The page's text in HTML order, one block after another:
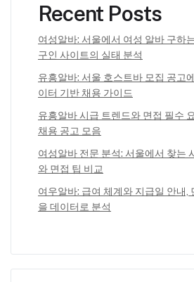
Recent Posts
여성알바: 서울에서 여성 알바 구하
구인 사이트의 실태 분석
유흥알바: 서울 호스트바 모집 공고
이터 기반 채용 가이드
유흥알바 시급 트렌드와 면접 필수
채용 공고 모음
여성알바 전문 분석: 서울에서 찾는
와 면접 팁 비교
여우알바: 급여 체계와 지급일 안내,
을 데이터로 분석